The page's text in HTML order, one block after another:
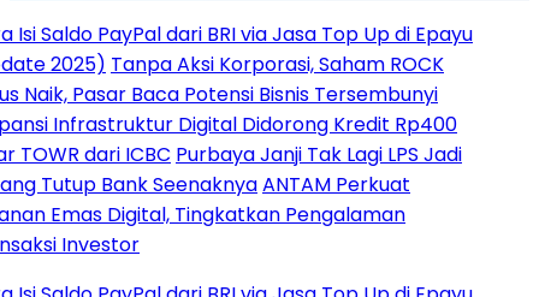
PayPal dari BRI via Jasa Top Up di Epayu
Tanpa Aksi Korporasi, Saham ROCK
Baca Potensi Bisnis Tersembunyi
Digital Didorong Kredit Rp400
dari ICBCPurbaya Janji Tak Lagi LPS Jadi
Bank SeenaknyaANTAM Perkuat
Digital, Tingkatkan Pengalaman